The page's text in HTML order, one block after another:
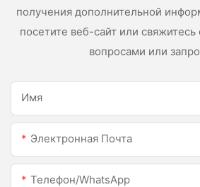
получения дополнительной
посетите веб-сайт или
вопросами или
Имя
Электронная Почта
Телефон/WhatsApp